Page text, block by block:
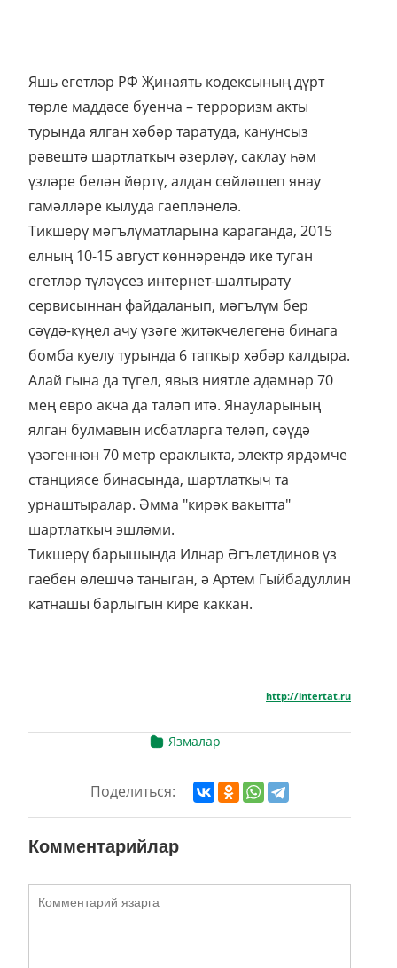
Яшь егетләр РФ Җинаять кодексының дүрт
төрле маддәсе буенча – терроризм акты
турында ялган хәбәр таратуда, канунсыз
рәвештә шартлаткыч әзерләү, саклау һәм
үзләре белән йөртү, алдан сөйләшеп янау
гамәлләре кылуда гаепләнелә.
Тикшерү мәгълүматларына караганда, 2015
елның 10-15 август көннәрендә ике туган
егетләр түләүсез интернет-шалтырату
сервисыннан файдаланып, мәгълүм бер
сәүдә-күңел ачу үзәге җитәкчелегенә бинага
бомба куелу турында 6 тапкыр хәбәр калдыра.
Алай гына да түгел, явыз ниятле адәмнәр 70
мең евро акча да таләп итә. Янауларының
ялган булмавын исбатларга теләп, сәүдә
үзәгеннән 70 метр ераклыкта, электр ярдәмче
станциясе бинасында, шартлаткыч та
урнаштыралар. Әмма "кирәк вакытта"
шартлаткыч эшләми.
Тикшерү барышында Илнар Әгълетдинов үз
гаебен өлешчә таныган, ә Артем Гыйбадуллин
катнашы барлыгын кире каккан.
http://intertat.ru
Язмалар
Поделиться:
Комментарийлар